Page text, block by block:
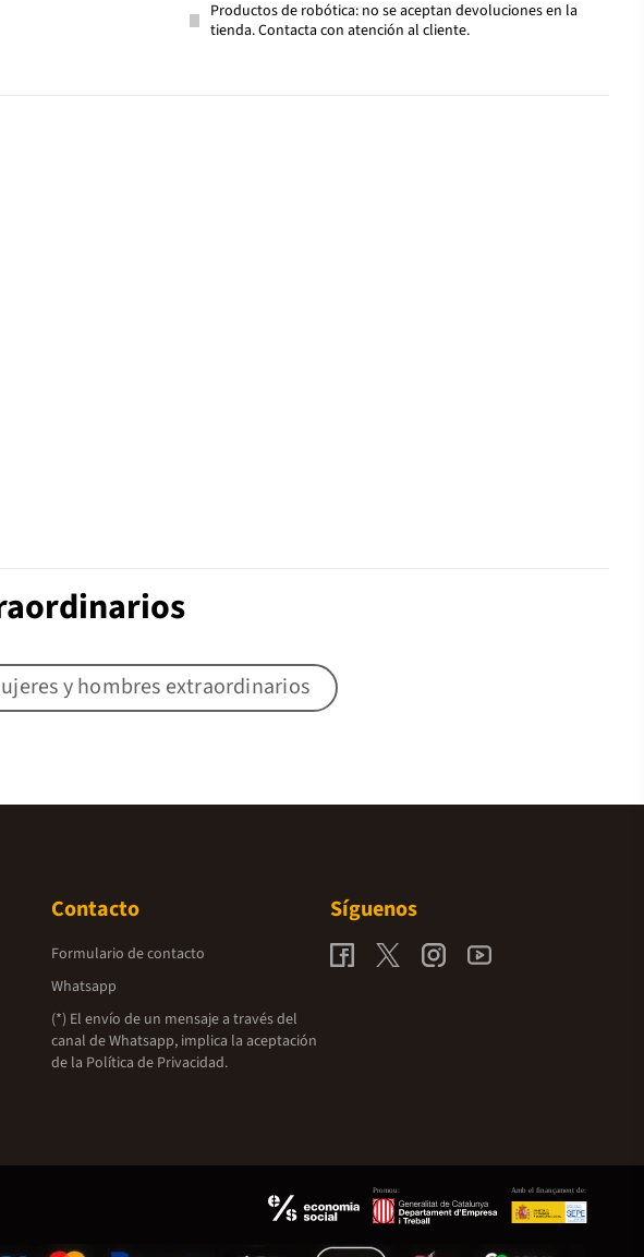
Productos de robótica: no se aceptan devoluciones en la
tienda. Contacta con atención al cliente.
y hombres extraordinarios
Contacto
Formulario de contacto
Whatsapp
(*) El envío de un mensaje a través del
canal de Whatsapp, implica la aceptación
de la Política de Privacidad.
Síguenos
Promou: Amb el finançament de: